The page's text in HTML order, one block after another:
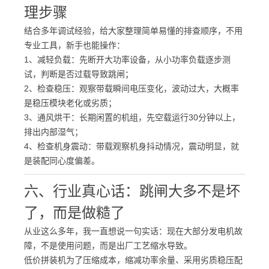
理步骤
结合多年调试经验，给大家整理简单易懂的排查顺序，不用
专业工具，新手也能操作：
1、 减轻负载：先断开大功率设备，从小功率负载逐步测
试，判断是否过载导致跳闸；
2、 检查稳压：观察带载瞬间电压变化，波动过大，大概率
是稳压模块老化或劣质；
3、 通风烘干：长期闲置的机组，先空载运行30分钟以上，
排出内部湿气；
4、 检查机身震动：带载观察机身抖动情况，震动明显，就
是装配同心度偏差。
六、行业真心话：跳闸大多不是坏
了，而是做糙了
从业这么多年，我一直想说一句实话：现在大部分发电机故
障，不是使用问题，而是出厂工艺缩水导致。
低价拼装机为了压缩成本，缩减功率余量、采用劣质稳压配